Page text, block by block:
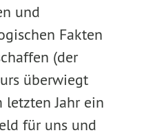
und
Fakten
(der
überwiegt
Jahr ein
für uns und